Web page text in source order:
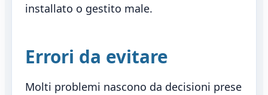
installato o gestito male.
Errori da evitare
Molti problemi nascono da decisioni prese